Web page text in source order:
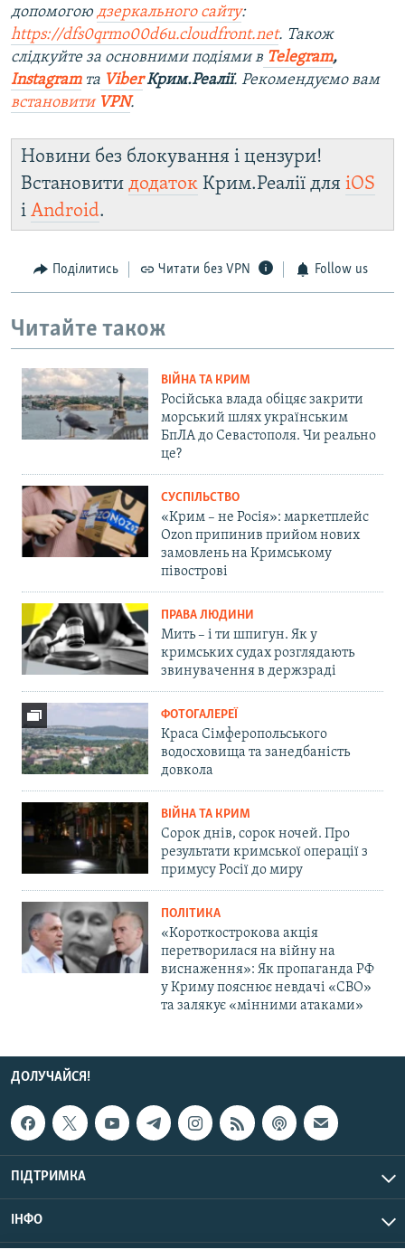
допомогою дзеркального сайту:
https://dfs0qrmo00d6u.cloudfront.net. Також
слідкуйте за основними подіями в Telegram,
Instagramта ViberКрим.Реалії. Рекомендуємо вам
встановити VPN.
Новини без блокування і цензури!
Встановити додаток Крим.Реалії для iOS
і Android.
Поділитись Читати без VPN Follow us
Читайте також
ВІЙНА ТА КРИМ
Російська влада обіцяє закрити
морський шлях українським
БпЛА до Севастополя. Чи реально
це?
СУСПІЛЬСТВО
«Крим – не Росія»: маркетплейс
Ozon припинив прийом нових
замовлень на Кримському
півострові
ПРАВА ЛЮДИНИ
Мить – і ти шпигун. Як у
кримських судах розглядають
звинувачення в держзраді
ФОТОГАЛЕРЕЇ
Краса Сімферопольського
водосховища та занедбаність
довкола
ВІЙНА ТА КРИМ
Сорок днів, сорок ночей. Про
результати кримської операції з
примусу Росії до миру
ПОЛІТИКА
«Короткострокова акція
перетворилася на війну на
виснаження»: Як пропаганда РФ
у Криму пояснює невдачі «СВО»
та залякує «мінними атаками»
ДОЛУЧАЙСЯ!
ПІДТРИМКА
ІНФО